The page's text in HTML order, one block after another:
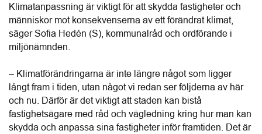
Klimatanpassning är viktigt för att skydda fastigheter och
människor mot konsekvenserna av ett förändrat klimat,
säger Sofia Hedén (S), kommunalråd och ordförande i
miljönämnden.
– Klimatförändringarna är inte längre något som ligger
långt fram i tiden, utan något vi redan ser följderna av här
och nu. Därför är det viktigt att staden kan bistå
fastighetsägare med råd och vägledning kring hur man kan
skydda och anpassa sina fastigheter inför framtiden. Det är